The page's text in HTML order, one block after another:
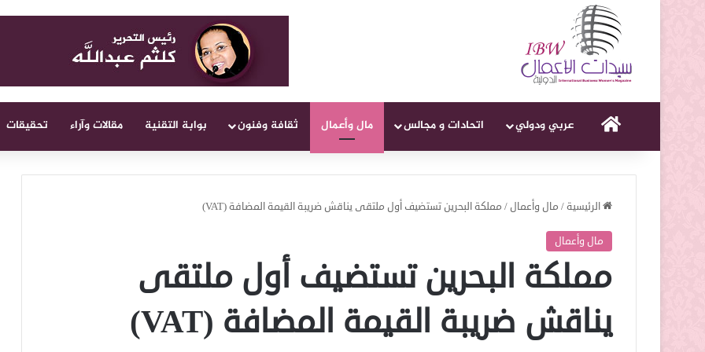
الرئيسيةعربي ودولي اتحادات و مجالس مال وأعمال ثقافة وفنون بوابة التقنية مقالات وآراء تحقيقات
الرئيسية/ مال وأعمال / مملكة البحرين تستضيف أول ملتقى يناقش ضريبة القيمة المضافة (VAT)
مال وأعمال
مملكة البحرين تستضيف أول ملتقى
يناقش ضريبة القيمة المضافة (VAT)